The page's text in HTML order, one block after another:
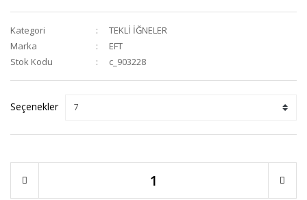
Kategori
TEKLİ İĞNELER
Marka
EFT
Stok Kodu
c_903228
Seçenekler